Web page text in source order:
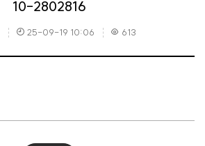
10-2802816
25-09-19 10:06 613